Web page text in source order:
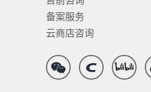
备案服务
云商店咨询